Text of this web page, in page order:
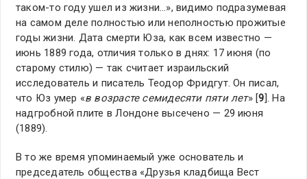
таком-то году ушел из жизни…», видимо подразумевая
на самом деле полностью или неполностью прожитые
годы жизни. Дата смерти Юза, как всем известно —
июнь 1889 года, отличия только в днях: 17 июня (по
старому стилю) — так считает израильский
исследователь и писатель Теодор Фридгут. Он писал,
что Юз умер «в возрасте семидесяти пяти лет» [9]. На
надгробной плите в Лондоне высечено — 29 июня
(1889).
В то же время упоминаемый уже основатель и
председатель общества «Друзья кладбища Вест